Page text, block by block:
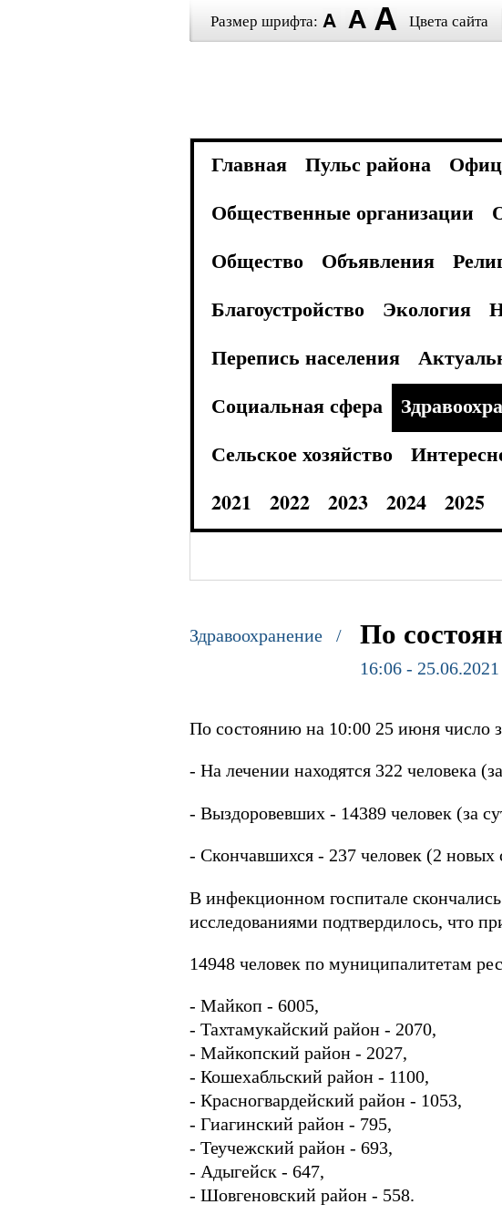
Размер шрифта: Цвета сайта
Главная Пульс района
Общественные организации
Общество
Объявления
Благоустройство
Экология
Перепись населения
Социальная сфера
Сельское хозяйство
2021
2022 2023 2024 2025
Здравоохранение / По
16:06 - 25.06.2021
По состоянию на 10:00 25 июня число
- На лечении находятся 322 человека
- Выздоровевших - 14389 человек (за
- Скончавшихся - 237 человек (2 новых
В инфекционном госпитале
исследованиями подтвердилось, что
14948 человек по муниципалитетам
- Майкоп - 6005,
- Тахтамукайский район - 2070,
- Майкопский район - 2027,
- Кошехабльский район - 1100,
- Красногвардейский район - 1053,
- Гиагинский район - 795,
- Теучежский район - 693,
- Адыгейск - 647,
- Шовгеновский район - 558.